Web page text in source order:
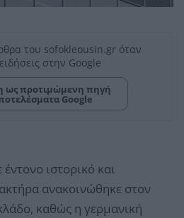
του sofokleousin.gr όταν
στην Google
ως προτιμώμενη πηγή
Google
ιστορικό και
ανακοινώθηκε στον
καθώς η γερμανική